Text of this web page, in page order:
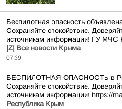
Беспилотная опасность
Сохраняйте спокойствие.
источникам информации! ГУ МЧС
|Z| Все новости Крыма
07:39
БЕСПИЛОТНАЯ ОПАСНОСТЬ в
Сохраняйте спокойствие.
источникам информации! https://
Республика Крым